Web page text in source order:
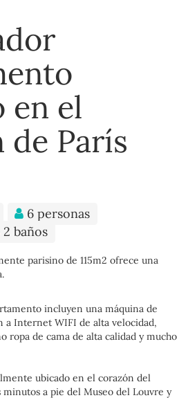
en el
de París
6 personas
2 baños
parisino de 115m2 ofrece una
incluyen una máquina de
a Internet WIFI de alta velocidad,
ropa de cama de alta calidad y mucho
ubicado en el corazón del
minutos a pie del Museo del Louvre y